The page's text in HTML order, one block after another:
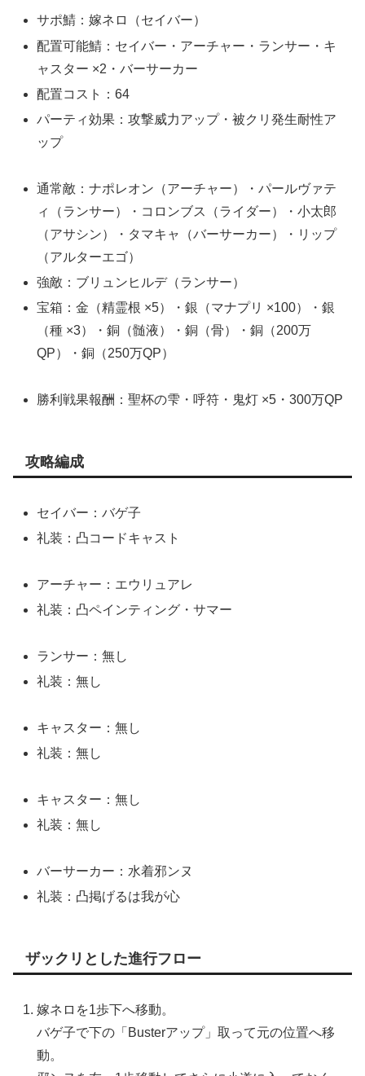
サポ鯖：嫁ネロ（セイバー）
配置可能鯖：セイバー・アーチャー・ランサー・キ
ャスター ×2・バーサーカー
配置コスト：64
パーティ効果：攻撃威力アップ・被クリ発生耐性ア
ップ
通常敵：ナポレオン（アーチャー）・パールヴァテ
ィ（ランサー）・コロンブス（ライダー）・小太郎
（アサシン）・タマキャ（バーサーカー）・リップ
（アルターエゴ）
強敵：ブリュンヒルデ（ランサー）
宝箱：金（精霊根 ×5）・銀（マナプリ ×100）・銀
（種 ×3）・銅（髄液）・銅（骨）・銅（200万
QP）・銅（250万QP）
勝利戦果報酬：聖杯の雫・呼符・鬼灯 ×5・300万QP
攻略編成
セイバー：バゲ子
礼装：凸コードキャスト
アーチャー：エウリュアレ
礼装：凸ペインティング・サマー
ランサー：無し
礼装：無し
キャスター：無し
礼装：無し
キャスター：無し
礼装：無し
バーサーカー：水着邪ンヌ
礼装：凸掲げるは我が心
ザックリとした進行フロー
嫁ネロを1歩下へ移動。
バゲ子で下の「Busterアップ」取って元の位置へ移
動。